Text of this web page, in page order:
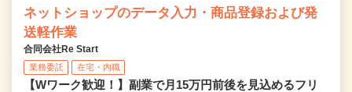
ネットショップのデータ入力・商品登録および発
送軽作業
合同会社Re Start
業務委託 在宅・内職
【Wワーク歓迎！】副業で月15万円前後を見込めるフリ